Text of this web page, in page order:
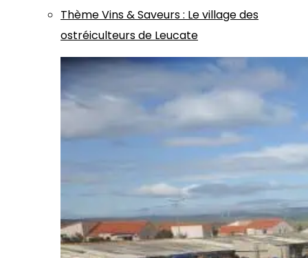
ThèmeVins & Saveurs: Le village des
ostréiculteurs de Leucate